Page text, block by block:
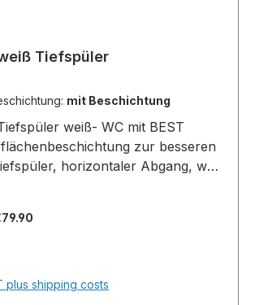
Tiefspüler
mit Beschichtung
weiß- WC mit BEST
zur besseren
horizontaler Abgang, weiß
34,5 cm
plus shipping costs